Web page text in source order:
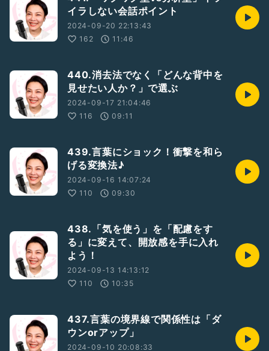
イラしない会話ポイント
2024-09-20 22:13:43
162
11:46
440.消去法でなく「どんな背中を
見せたい人か？」で選ぶ
2024-09-17 21:04:46
116
09:11
439.言葉にショック！衝撃を和ら
げる変換法♪
2024-09-16 14:07:24
110
09:30
438.「気を使う」を「配慮をす
る」に変えて、開放感を手に入れ
よう！
2024-09-13 14:13:12
110
10:35
437.言葉の境界線で関係性は「ダ
ウンorアップ」
2024-09-10 20:08:33